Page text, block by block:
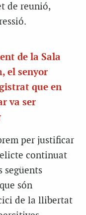
de reunió,
de la Sala
el senyor
que en
va ser
per justificar
continuat
següents
són
de la llibertat